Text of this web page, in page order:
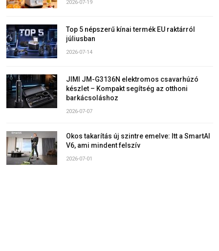
2026-07-19
Top 5 népszerű kínai termék EU raktárról
júliusban
2026-07-14
JIMI JM-G3136N elektromos csavarhúzó
készlet – Kompakt segítség az otthoni
barkácsoláshoz
2026-07-07
Okos takarítás új szintre emelve: Itt a SmartAI
V6, ami mindent felszív
2026-07-01